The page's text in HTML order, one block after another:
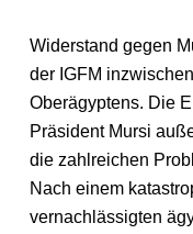
Widerstand gegen
der IGFM
Oberägyptens. Die
Präsident Mursi
die zahlreichen
Nach einem
vernachlässigten